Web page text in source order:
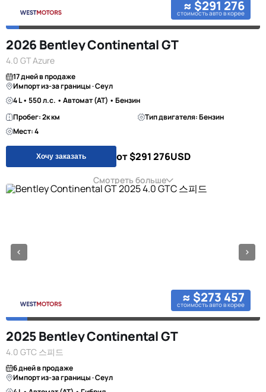
≈ $291 276
стоимость авто в корее
2026 Bentley Continental GT
4.0 GT Azure
17 дней в продаже
Импорт из-за границы · Сеул
4 L • 550 л.с. • Автомат (AT) • Бензин
Пробег: 2к км
Тип двигателя: Бензин
Мест: 4
Хочу заказать от $291 276USD
Смотреть больше
≈ $273 457
стоимость авто в корее
2025 Bentley Continental GT
4.0 GTC 스피드
6 дней в продаже
Импорт из-за границы · Сеул